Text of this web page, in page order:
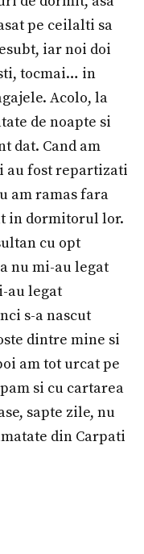
pe ceilalti sa
iar noi doi
tocmai… in
Acolo, la
de noapte si
dat. Cand am
au fost repartizati
am ramas fara
in dormitorul lor.
cu opt
nu mi-au legat
au legat
s-a nascut
dintre mine si
am tot urcat pe
si cu cartarea
sapte zile, nu
din Carpati